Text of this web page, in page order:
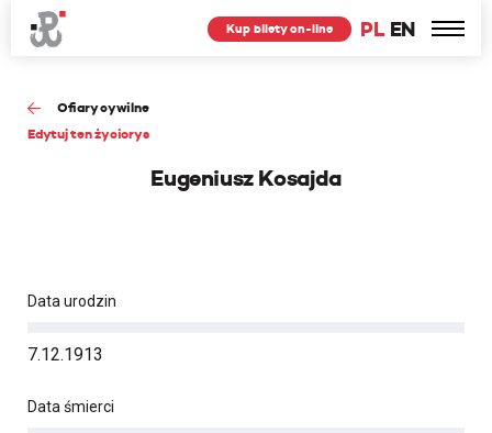
PL EN
Kup bilety on-line
Ofiary cywilne
Edytuj ten życiorys
Eugeniusz Kosajda
Data urodzin
7.12.1913
Data śmierci